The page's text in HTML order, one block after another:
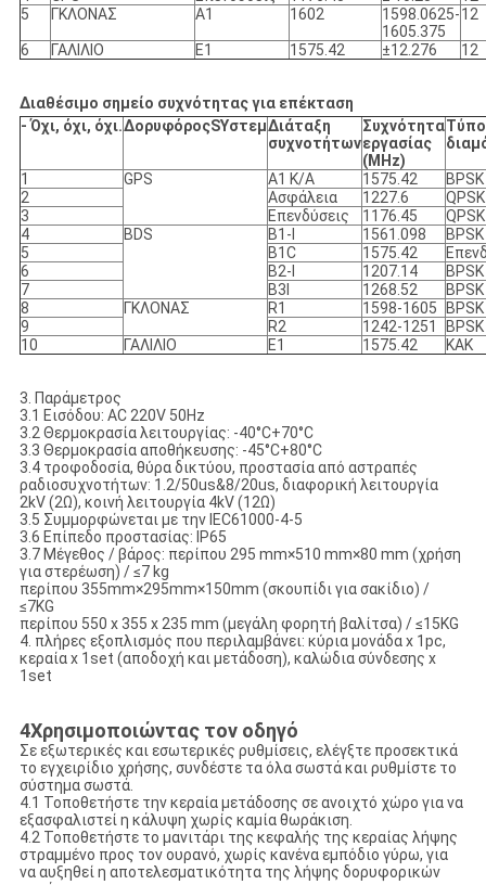
5
ΓΚΛΟΝΑΣ Α1 1602
1598.0625-
1605.375
12
6 ΓΑΛΙΛΙΟ Ε1 1575.42 ±12.276 12
Διαθέσιμο σημείο συχνότητας για επέκταση
- Όχι, όχι, όχι.ΔορυφόροςSΥστεμΔιάταξη
συχνοτήτων
Συχνότητα
εργασίας
(Μ Hz)
1 GPS Α1 Κ/Α 1575.42
BPSK
2
Ασφάλεια 1227.6
QPSK
3
Επενδύσεις 1176.45
QPSK
4
BDS Β1-Ι 1561.098
BPSK
5
Β1C 1575.42
6
Β2-Ι 1207.14
BPSK
7
Β3Ι 1268.52
BPSK
8
ΓΚΛΟΝΑΣ R1 1598-1605
BPSK
9
R2 1242-1251
BPSK
10
ΓΑΛΙΛΙΟ Ε1 1575.42 ΚΑΚ
3. Παράμετρος
3.1 Εισόδου: AC 220V 50Hz
3.2 Θερμοκρασία λειτουργίας: -40°C+70°C
3.3 Θερμοκρασία αποθήκευσης: -45°C+80°C
3.4 τροφοδοσία, θύρα δικτύου, προστασία από αστραπές
ραδιοσυχνοτήτων: 1.2/50us&8/20us, διαφορική λειτουργία
2kV (2Ω), κοινή λειτουργία 4kV (12Ω)
3.5 Συμμορφώνεται με την IEC61000-4-5
3.6 Επίπεδο προστασίας: IP65
3.7 Μέγεθος / βάρος: περίπου 295 mm×510 mm×80 mm (χρήση
για στερέωση) / ≤7 kg
περίπου 355mm×295mm×150mm (σκουπίδι για σακίδιο) /
≤7KG
περίπου 550 x 355 x 235 mm (μεγάλη φορητή βαλίτσα) / ≤15KG
4. πλήρες εξοπλισμός που περιλαμβάνει: κύρια μονάδα x 1pc,
κεραία x 1set (αποδοχή και μετάδοση), καλώδια σύνδεσης x
1set
4Χρησιμοποιώντας τον οδηγό
Σε εξωτερικές και εσωτερικές ρυθμίσεις, ελέγξτε προσεκτικά
το εγχειρίδιο χρήσης, συνδέστε τα όλα σωστά και ρυθμίστε το
σύστημα σωστά.
4.1 Τοποθετήστε την κεραία μετάδοσης σε ανοιχτό χώρο για να
εξασφαλιστεί η κάλυψη χωρίς καμία θωράκιση.
4.2 Τοποθετήστε το μανιτάρι της κεφαλής της κεραίας λήψης
στραμμένο προς τον ουρανό, χωρίς κανένα εμπόδιο γύρω, για
να αυξηθεί η αποτελεσματικότητα της λήψης δορυφορικών